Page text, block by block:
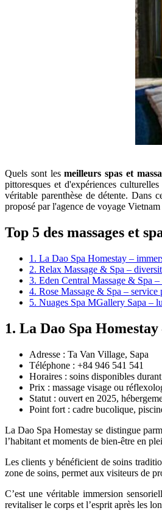
Quels sont lesmeilleurs spas et
pittoresques et d'expériences
véritable parenthèse de détente. Dans
proposé par l'agence de voyage
Top 5 des massages et
1. La Dao Spa Homestay –
2. Relax Massage & Spa –
3. Eden Central Massage & Spa –
4. Rose Massage & Spa – service
5. Nuages Spa MGallery Sapa –
1. La Dao Spa
Adresse : Ta Van Village, Sapa
Téléphone : +84 946 541 541
Horaires : soins disponibles
Prix : massage visage ou
Statut : ouvert en 2025,
Point fort : cadre bucolique,
La Dao Spa Homestay se distingue
l’habitant et moments de bien-être en
Les clients y bénéficient de soins
zone de soins, permet aux visiteurs de
C’est une véritable immersion
revitaliser le corps et l’esprit après les